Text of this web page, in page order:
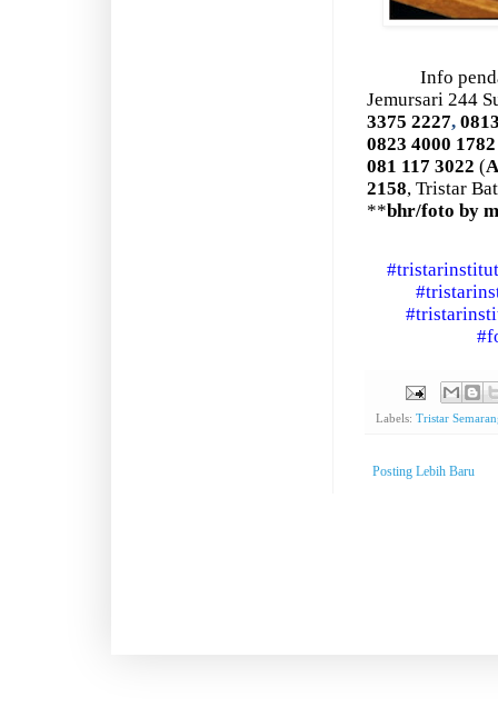
Info
Jemursari 244
3375 2227,
0823 4000
081 117 3022 (
2158, Tristar
**bhr/foto by
Labels: Tristar
Posting Lebih Baru